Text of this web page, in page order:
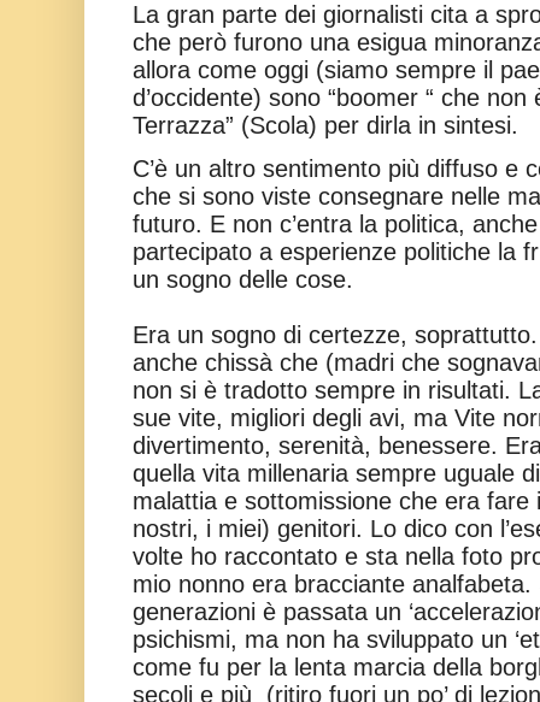
La gran parte dei giornalisti cita a
che però furono una esigua
allora come oggi (siamo sempre il
d’occidente) sono “boomer “ che
Terrazza” (Scola) per dirla in sintesi.
C’è un altro sentimento più diffuso e
che si sono viste consegnare nelle
futuro. E non c’entra la politica,
partecipato a esperienze politiche la
un sogno delle cose.
Era un sogno di certezze,
anche chissà che (madri che
non si è tradotto sempre in risultati.
sue vite, migliori degli avi, ma Vite
divertimento, serenità, benessere.
quella vita millenaria sempre uguale
malattia e sottomissione che era fare
nostri, i miei) genitori. Lo dico con
volte ho raccontato e sta nella foto
mio nonno era bracciante analfabeta.
generazioni è passata un
psichismi, ma non ha sviluppato un
come fu per la lenta marcia della
secoli e più
(ritiro fuori un po’ di